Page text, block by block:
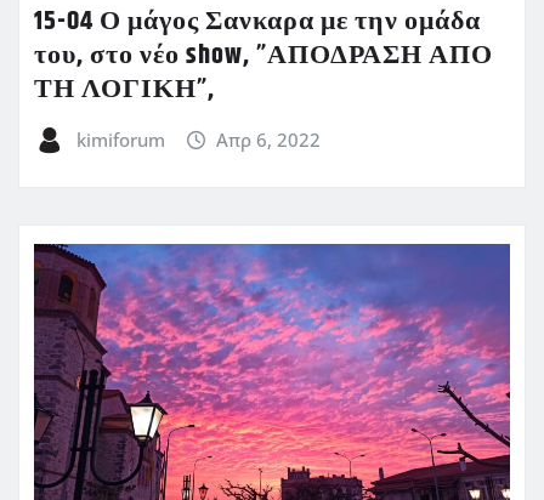
15-04 Ο μάγος Σανκαρα με την ομάδα
του, στο νέο show, ”ΑΠΟΔΡΑΣΗ ΑΠΟ
ΤΗ ΛΟΓΙΚΗ”,
kimiforum Απρ 6, 2022